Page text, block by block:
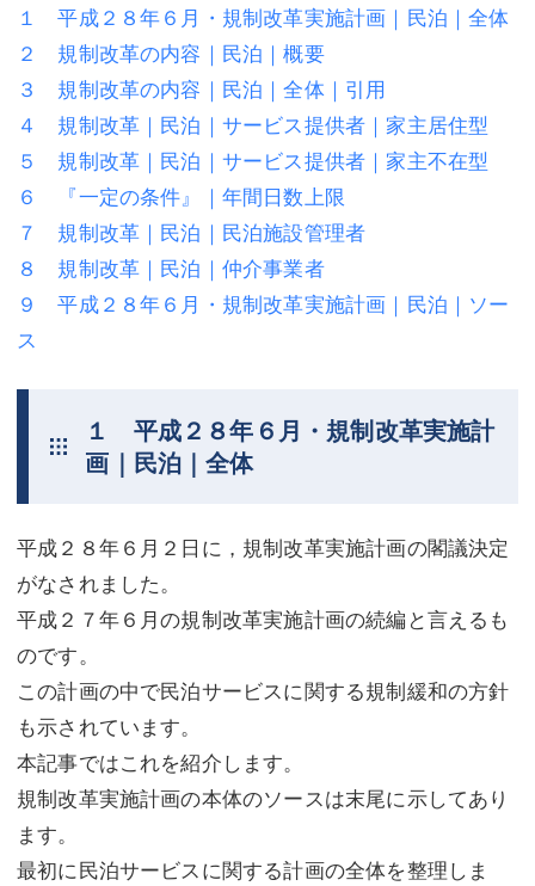
相続・遺言
離婚（夫婦間トラブル）
企業法務
労働問題（解雇，残業等）
刑事弁護
交通事故
調査・書面作成
マスコミ取材・実績
アクセス
東京事務所 (新宿・四谷)
埼玉事務所 (さいたま市)
川口事務所（埼玉県川口市）
離婚（夫婦間トラブル）
企業法務
労働問題（解雇，残業等）
刑事弁護
交通事故
不動産登記
債務整理
アクセス
東京事務所 (新宿・四谷)
埼玉事務所 (さいたま市)
川口事務所（埼玉県川口市）
お問い合せフォーム
１ 平成２８年６月・規制改革実施計画｜民泊｜全体
２ 規制改革の内容｜民泊｜概要
３ 規制改革の内容｜民泊｜全体｜引用
４ 規制改革｜民泊｜サービス提供者｜家主居住型
５ 規制改革｜民泊｜サービス提供者｜家主不在型
６ 『一定の条件』｜年間日数上限
７ 規制改革｜民泊｜民泊施設管理者
８ 規制改革｜民泊｜仲介事業者
９ 平成２８年６月・規制改革実施計画｜民泊｜ソー
ス
１ 平成２８年６月・規制改革実施計
画｜民泊｜全体
平成２８年６月２日に，規制改革実施計画の閣議決定
がなされました。
平成２７年６月の規制改革実施計画の続編と言えるも
のです。
この計画の中で民泊サービスに関する規制緩和の方針
も示されています。
本記事ではこれを紹介します。
規制改革実施計画の本体のソースは末尾に示してあり
ます。
最初に民泊サービスに関する計画の全体を整理しま